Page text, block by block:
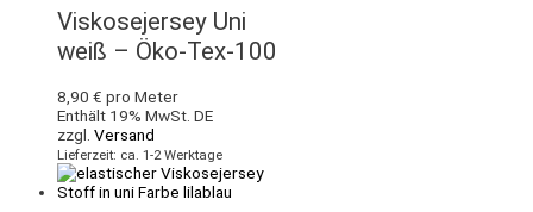
Viskosejersey Uni
weiß – Öko-Tex-100
8,90 € pro Meter
Enthält 19% MwSt. DE
zzgl. Versand
Lieferzeit: ca. 1-2 Werktage